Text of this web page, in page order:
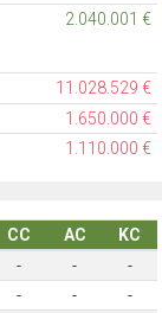
2.040.001 €
11.028.529 €
1.650.000 €
1.110.000 €
CC AC
KC
- -
-
- -
-